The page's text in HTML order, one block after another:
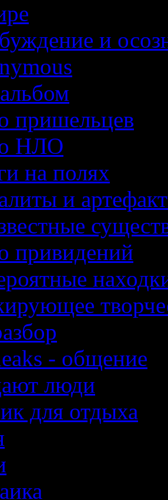
и
пришельцев
НЛО
на полях
и
привидений
- общение
люди
для отдыха